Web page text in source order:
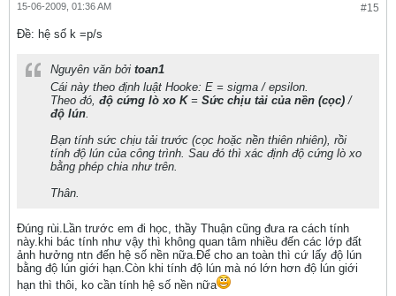
#15
15-06-2009, 01:36 AM
Ðề: hệ số k =p/s
Nguyên văn bởi toan1
Cái này theo định luật Hooke: E = sigma / epsilon.
Theo đó, độ cứng lò xo K= Sức chịu tải của nền (cọc) /
độ lún.
Bạn tính sức chịu tải trước (cọc hoặc nền thiên nhiên), rồi
tính độ lún của công trình. Sau đó thì xác định độ cứng lò xo
bằng phép chia như trên.
Thân.
Đúng rùi.Lần trước em đi học, thầy Thuận cũng đưa ra cách tính
này.khi bác tính như vậy thì không quan tâm nhiều đến các lớp đất
ảnh hưởng ntn đến hệ số nền nữa.Để cho an toàn thì cứ lấy độ lún
bằng độ lún giới hạn.Còn khi tính độ lún mà nó lớn hơn độ lún giới
hạn thì thôi, ko cần tính hệ số nền nữa